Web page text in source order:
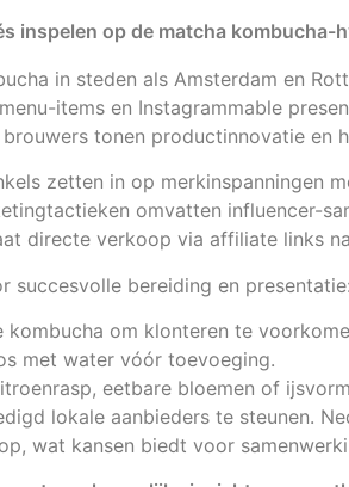
inspelen op de matcha kombucha-
in steden als Amsterdam en
items en Instagrammable
tonen productinnovatie en
zetten in op merkinspanningen
omvatten influencer-
directe verkoop via affiliate links
succesvolle bereiding en presentatie:
kombucha om klonteren te
met water vóór toevoeging.
eetbare bloemen of
lokale aanbieders te steunen.
wat kansen biedt voor